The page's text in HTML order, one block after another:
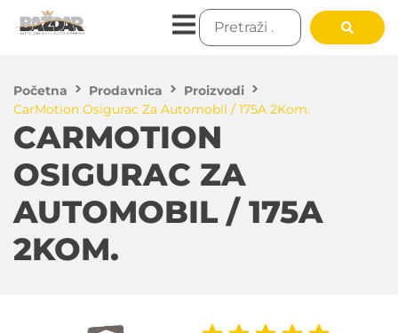
Početna Prodavnica
Proizvodi
CarMotion Osigurac Za Automobil / 175A 2Kom.
CARMOTION
OSIGURAC ZA
AUTOMOBIL / 175A
2KOM.